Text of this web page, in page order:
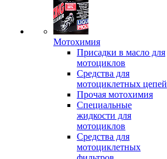
Мотохимия
Присадки в масло для
мотоциклов
Средства для
мотоциклетных цепей
Прочая мотохимия
Специальные
жидкости для
мотоциклов
Средства для
мотоциклетных